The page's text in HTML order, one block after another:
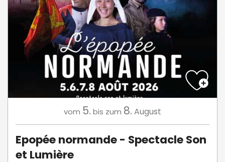
vom 5. bis zum 8. August
Epopée normande - Spectacle Son
et Lumière